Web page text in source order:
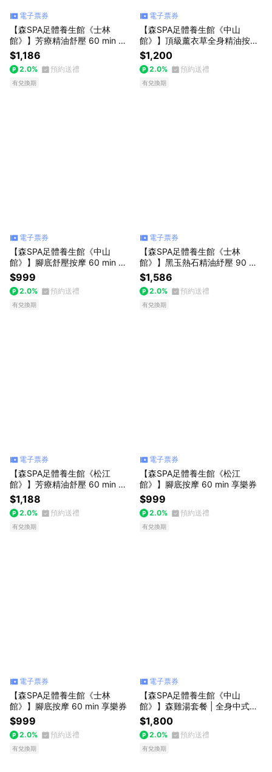
電子票券
【森SPA足體養生館《士林
館》】芳療精油舒壓 60 min 享
樂券
$1,186
2.0% 預約送禮
有兌換期
電子票券
【森SPA足體養生館《中山
館》】頂級薰衣草全身精油按摩
60 min 享樂券
$1,200
2.0% 預約送禮
有兌換期
電子票券
【森SPA足體養生館《中山
館》】腳底舒壓按摩 60 min 享
樂券
$999
2.0% 預約送禮
有兌換期
電子票券
【森SPA足體養生館《士林
館》】黑玉熱石精油紓壓 90 mi
n 享樂券
$1,586
2.0% 預約送禮
有兌換期
電子票券
【森SPA足體養生館《松江
館》】芳療精油舒壓 60 min 享
樂券
$1,188
2.0% 預約送禮
有兌換期
電子票券
【森SPA足體養生館《松江
館》】腳底按摩 60 min 享樂券
$999
2.0% 預約送禮
有兌換期
電子票券
【森SPA足體養生館《士林
館》】腳底按摩 60 min 享樂券
$999
2.0% 預約送禮
有兌換期
電子票券
【森SPA足體養生館《中山
館》】森雞湯套餐 | 全身中式指
壓 100 min 享樂券
$1,800
2.0% 預約送禮
有兌換期